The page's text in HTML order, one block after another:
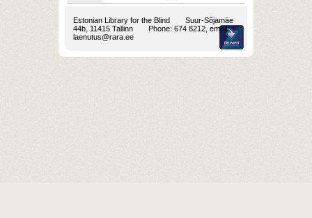
Estonian Library for the Blind
Suur-Sõjamäe
44b, 11415 Tallinn
Phone: 674 8212, email:
laenutus@rara.ee